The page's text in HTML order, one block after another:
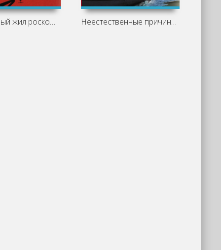
Кот, который жил роскошно - Лилиан Неестественные причины - Филлис Дороти